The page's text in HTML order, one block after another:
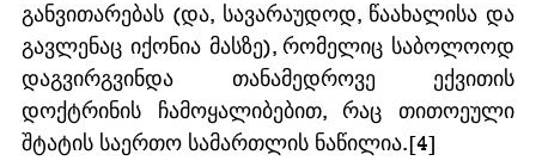
განვითარებას (და, სავარაუდოდ, წაახალისა და
გავლენაც იქონია მასზე), რომელიც საბოლოოდ
დაგვირგვინდა თანამედროვე ექვითის
დოქტრინის ჩამოყალიბებით, რაც თითოეული
შტატის საერთო სამართლის ნაწილია.[4]